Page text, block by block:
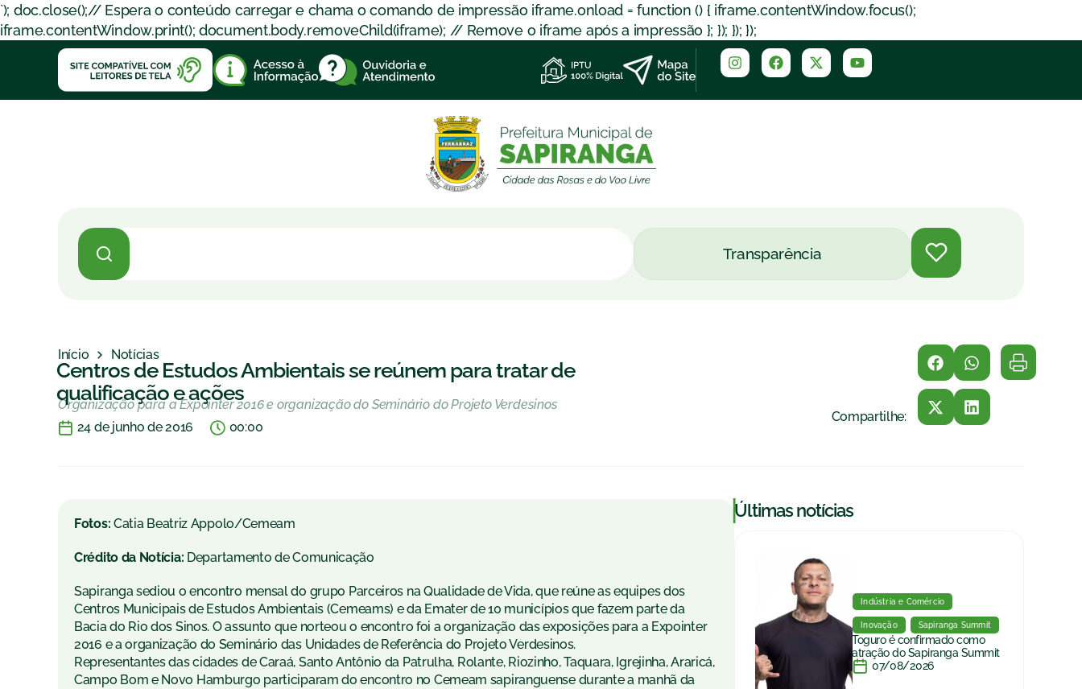
`); doc.close();// Espera o conteúdo carregar e chama o comando de impressão iframe.onload = function () { iframe.contentWindow.focus();
iframe.contentWindow.print(); document.body.removeChild(iframe); // Remove o iframe após a impressão }; }); }); });
Transparência
Início Notícias
Centros de Estudos Ambientais se reúnem para tratar de
qualificação e ações
Organização para a Expointer 2016 e organização do Seminário do Projeto Verdesinos
24 de junho de 2016
00:00
Compartilhe:
Fotos: Catia Beatriz Appolo/Cemeam
Crédito da Notícia: Departamento de Comunicação
Sapiranga sediou o encontro mensal do grupo Parceiros na Qualidade de Vida, que reúne as equipes dos
Centros Municipais de Estudos Ambientais (Cemeams) e da Emater de 10 municípios que fazem parte da
Bacia do Rio dos Sinos. O assunto que norteou o encontro foi a organização das exposições para a Expointer
2016 e a organização do Seminário das Unidades de Referência do Projeto Verdesinos.
Representantes das cidades de Caraá, Santo Antônio da Patrulha, Rolante, Riozinho, Taquara, Igrejinha, Araricá,
Campo Bom e Novo Hamburgo participaram do encontro no Cemeam sapiranguense durante a manhã da
|Últimas notícias
Indústria e Comércio
Inovação Sapiranga Summit
Toguro é confirmado como
atração do Sapiranga Summit
07/08/2026